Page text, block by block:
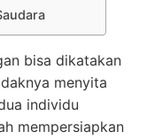
bisa dikatakan
menyita
individu
mempersiapkan